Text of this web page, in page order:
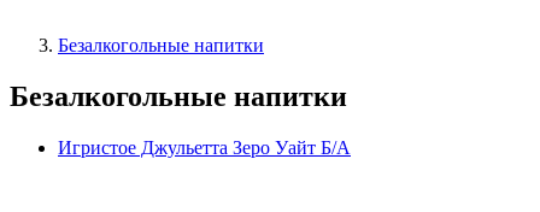
Безалкогольные напитки
Безалкогольные напитки
Игристое Джульетта Зеро Уайт Б/А